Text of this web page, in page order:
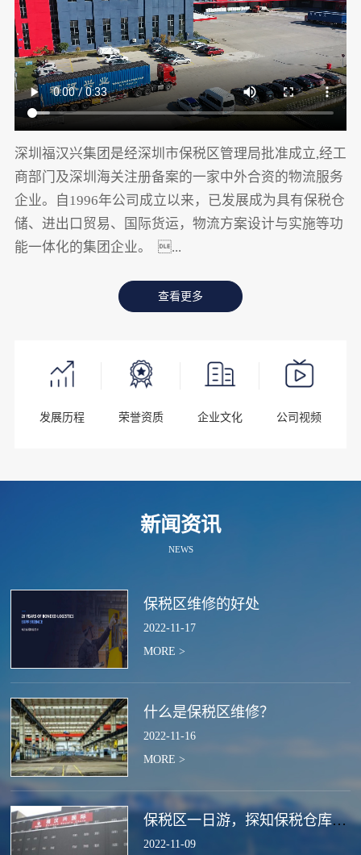
深圳福汉兴集团是经深圳市保税区管理局批准成立,经工
商部门及深圳海关注册备案的一家中外合资的物流服务
企业。自1996年公司成立以来，已发展成为具有保税仓
储、进出口贸易、国际货运，物流方案设计与实施等功
能一体化的集团企业。 ...
查看更多
发展历程 荣誉资质 企业文化 公司视频
新闻资讯
NEWS
保税区维修的好处
2022-11-17
MORE >
什么是保税区维修？
2022-11-16
MORE >
保税区一日游，探知保税仓库的作用
2022-11-09